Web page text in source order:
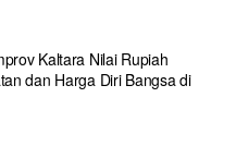
Kaltara Nilai Rupiah
dan Harga Diri Bangsa di